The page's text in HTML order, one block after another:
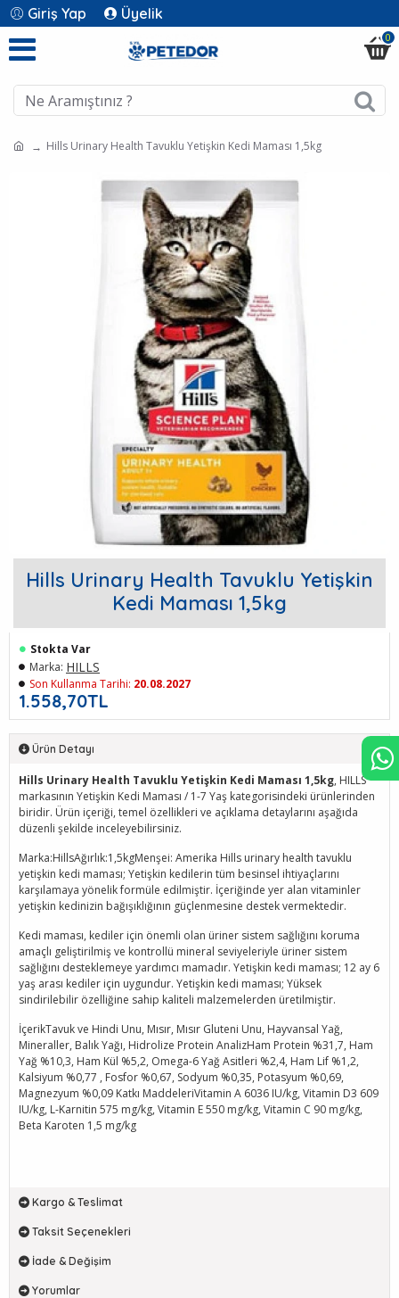
Giriş Yap Üyelik
0
Hills Urinary Health Tavuklu Yetişkin Kedi Maması 1,5kg
Hills Urinary Health Tavuklu Yetişkin
Kedi Maması 1,5kg
1.558,70TL
Stokta Var
Marka: HILLS
Son Kullanma Tarihi: 20.08.2027
Ürün Detayı
Hills Urinary Health Tavuklu Yetişkin Kedi Maması 1,5kg, HILLS
markasının Yetişkin Kedi Maması / 1-7 Yaş kategorisindeki ürünlerinden
biridir. Ürün içeriği, temel özellikleri ve açıklama detaylarını aşağıda
düzenli şekilde inceleyebilirsiniz.
Marka:HillsAğırlık:1,5kgMenşei: Amerika Hills urinary health tavuklu
yetişkin kedi maması; Yetişkin kedilerin tüm besinsel ihtiyaçlarını
karşılamaya yönelik formüle edilmiştir. İçeriğinde yer alan vitaminler
yetişkin kedinizin bağışıklığının güçlenmesine destek vermektedir.
Kedi maması, kediler için önemli olan üriner sistem sağlığını koruma
amaçlı geliştirilmiş ve kontrollü mineral seviyeleriyle üriner sistem
sağlığını desteklemeye yardımcı mamadır. Yetişkin kedi maması; 12 ay 6
yaş arası kediler için uygundur. Yetişkin kedi maması; Yüksek
sindirilebilir özelliğine sahip kaliteli malzemelerden üretilmiştir.
İçerikTavuk ve Hindi Unu, Mısır, Mısır Gluteni Unu, Hayvansal Yağ,
Mineraller, Balık Yağı, Hidrolize Protein AnalizHam Protein %31,7, Ham
Yağ %10,3, Ham Kül %5,2, Omega-6 Yağ Asitleri %2,4, Ham Lif %1,2,
Kalsiyum %0,77 , Fosfor %0,67, Sodyum %0,35, Potasyum %0,69,
Magnezyum %0,09 Katkı MaddeleriVitamin A 6036 IU/kg, Vitamin D3 609
IU/kg, L-Karnitin 575 mg/kg, Vitamin E 550 mg/kg, Vitamin C 90 mg/kg,
Beta Karoten 1,5 mg/kg
Kargo & Teslimat
Taksit Seçenekleri
İade & Değişim
Yorumlar